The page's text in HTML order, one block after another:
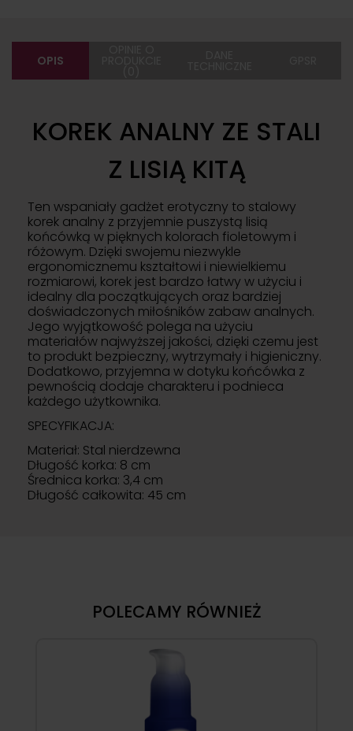
OPIS
KOREK ANALNY ZE STALI
Z LISIĄ KITĄ
Ten wspaniały gadżet erotyczny to stalowy
korek analny z przyjemnie puszystą lisią
końcówką w pięknych kolorach fioletowym i
różowym. Dzięki swojemu niezwykle
ergonomicznemu kształtowi i niewielkiemu
rozmiarowi, korek jest bardzo łatwy w użyciu i
idealny dla początkujących oraz bardziej
doświadczonych miłośników zabaw analnych.
Jego wyjątkowość polega na użyciu
materiałów najwyższej jakości, dzięki czemu jest
to produkt bezpieczny, wytrzymały i higieniczny.
Dodatkowo, przyjemna w dotyku końcówka z
pewnością dodaje charakteru i podnieca
każdego użytkownika.
SPECYFIKACJA:
Materiał: Stal nierdzewna
Długość korka: 8 cm
Średnica korka: 3,4 cm
Długość całkowita: 45 cm
POLECAMY RÓWNIEŻ